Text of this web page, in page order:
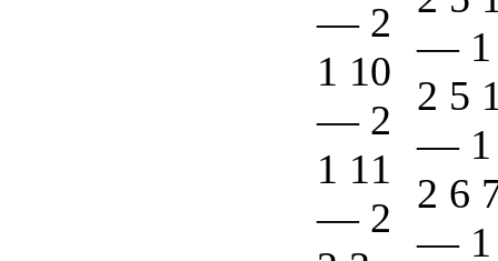
— 2
1 10
— 2
1 11
— 2
— 1
2 5
— 1
2 6
— 1